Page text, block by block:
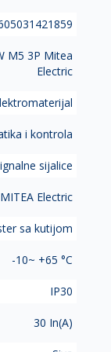
M5 3P Mitea
Electric
i kontrola
sijalice
MITEA Electric
sa kutijom
-10~ +65 °C
IP30
30 In(A)